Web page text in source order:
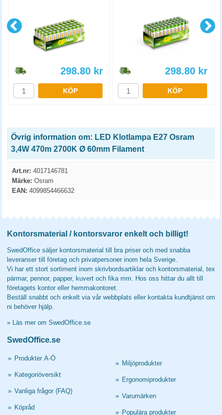
298.80 kr
KÖP
298.80 kr
KÖP
Övrig information om: LED Klotlampa E27 Osram
3,4W 470m 2700K Ø 60mm Filament
Art.nr: 4017146781
Märke: Osram
EAN: 4099854466632
Kontorsmaterial / kontorsvaror enkelt och billigt!
SwedOffice säljer kontorsmaterial till bra priser och med snabba
leveranser till företag och privatpersoner inom hela Sverige.
Vi har ett stort sortiment inom skrivbordsartiklar och kontorsmaterial, tex
pärmar, pennor, papper, kuvert och fika mm. Hos oss hittar du allt till
företagets kontor eller hemmakontoret.
Beställ snabbt och enkelt via vår webbplats eller kontakta kundtjänst om
ni behöver hjälp.
» Läs mer om SwedOffice.se
SwedOffice.se
» Produkter A-Ö
» Kategoriöversikt
» Vanliga frågor (FAQ)
» Köpråd
» Miljöprodukter
» Ergonomiprodukter
» Varumärken
» Populära produkter